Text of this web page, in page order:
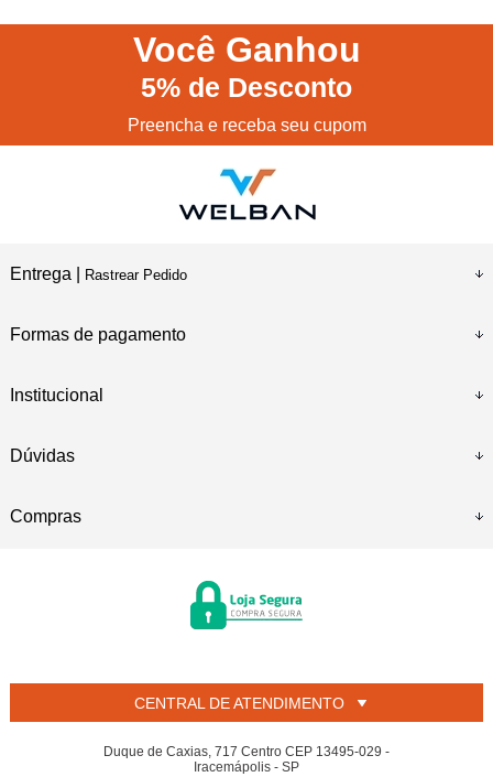
Você Ganhou
5% de Desconto
Preencha e receba seu cupom
Entrega | Rastrear Pedido
Formas de pagamento
Institucional
Dúvidas
Compras
CENTRAL DE ATENDIMENTO
Duque de Caxias, 717 Centro CEP 13495-029 -
Iracemápolis - SP